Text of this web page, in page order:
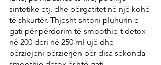
sintetike etj. dhe përgatitet në një kohë
të shkurtër. Thjesht shtoni pluhurin e
gati për përdorim të smoothie-t detox
në 200 deri në 250 ml ujë dhe
përziejeni përzierjen për disa sekonda -